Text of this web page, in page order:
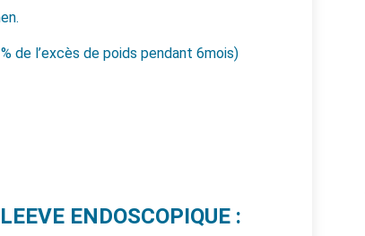
de l’excès de poids pendant 6mois)
ENDOSCOPIQUE :